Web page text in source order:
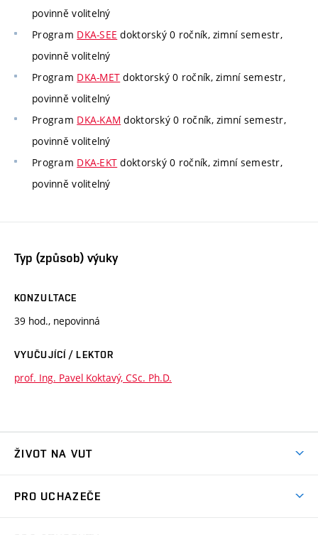
povinně volitelný
Program DKA-SEE doktorský 0 ročník, zimní semestr,
povinně volitelný
Program DKA-MET doktorský 0 ročník, zimní semestr,
povinně volitelný
Program DKA-KAM doktorský 0 ročník, zimní semestr,
povinně volitelný
Program DKA-EKT doktorský 0 ročník, zimní semestr,
povinně volitelný
Typ (způsob) výuky
KONZULTACE
39 hod., nepovinná
VYUČUJÍCÍ / LEKTOR
prof. Ing. Pavel Koktavý, CSc. Ph.D.
ŽIVOT NA VUT
PRO UCHAZEČE